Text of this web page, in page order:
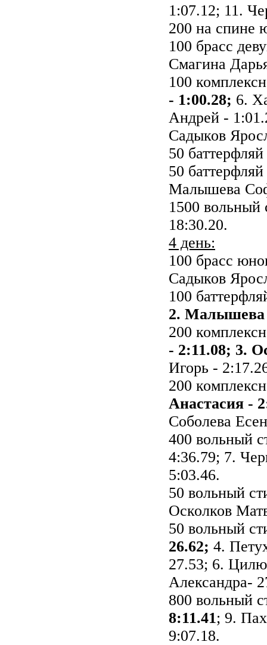
1:07.12; 11.
200 на
100 брасс
Смагина
100
- 1:00.28; 6.
Андрей -
Садыков
50
50
Малышева
1500
18:30.20.
4 день:
100 брасс
Садыков
100
2. Малышева
200
- 2:11.08; 3.
Игорь -
200
Анастасия -
Соболева
400 вольный
4:36.79; 7.
5:03.46.
50 вольный
Осколков
50 вольный
26.62; 4.
27.53; 6.
Александра-
800 вольный
8:11.41; 9.
9:07.18.